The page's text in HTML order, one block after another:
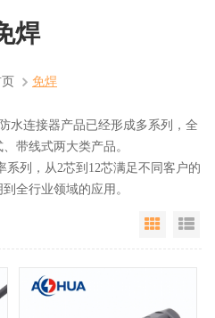
焊
免焊
连接器产品已经形成多系列，全
带线式两大类产品。
从2芯到12芯满足不同客户的
全行业领域的应用。
Grid